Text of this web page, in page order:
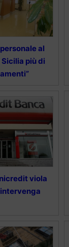
al
Sicilia più di
viola